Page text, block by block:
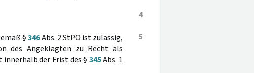
4
5
§346Abs. 2 StPO ist zulässig,
des Angeklagten zu Recht als
innerhalb der Frist des § 345Abs. 1